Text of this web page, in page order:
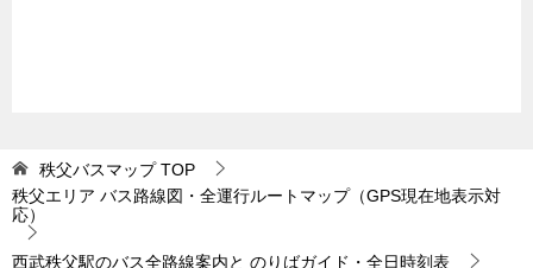
秩父バスマップTOP
秩父エリア バス路線図・全運行ルートマップ（GPS現在地表示対
応）
西武秩父駅のバス全路線案内と のりばガイド・全日時刻表